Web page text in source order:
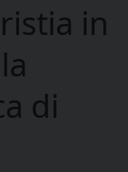
in
di